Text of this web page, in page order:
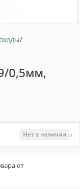
0,5мм,
Нет в наличии ›
от